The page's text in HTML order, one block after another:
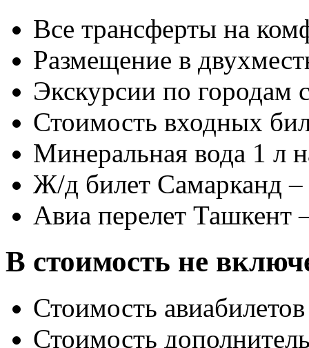
Все трансферты на
Размещение в
Экскурсии по городам
Стоимость входных
Минеральная вода 1 л
Ж/д билет Самарканд
Авиа перелет Ташкент
В стоимость не
Стоимость
Стоимость